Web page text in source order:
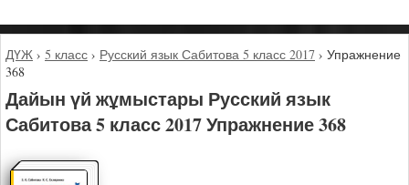
ДҮЖ › 5 класс › Русский язык Сабитова 5 класс 2017 › Упражнение
368
Дайын үй жұмыстары Русский язык
Сабитова 5 класс 2017 Упражнение 368